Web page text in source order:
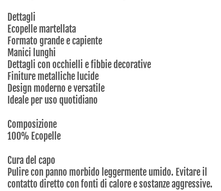
Dettagli
Ecopelle martellata
Formato grande e capiente
Manici lunghi
Dettagli con occhielli e fibbie decorative
Finiture metalliche lucide
Design moderno e versatile
Ideale per uso quotidiano
Composizione
100% Ecopelle
Cura del capo
Pulire con panno morbido leggermente umido. Evitare il
contatto diretto con fonti di calore e sostanze aggressive.